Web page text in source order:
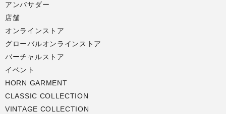
アンバサダー
店舗
オンラインストア
グローバルオンラインストア
バーチャルストア
イベント
HORN GARMENT
CLASSIC COLLECTION
VINTAGE COLLECTION